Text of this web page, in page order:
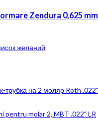
Zendura 0,625
желаний
трубка на 2 моляр Roth
pentru molar 2, MBT .022" LR